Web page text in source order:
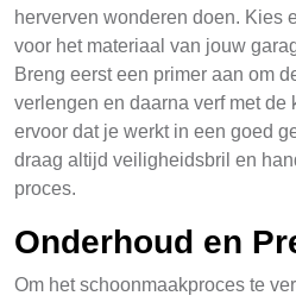
herverven wonderen doen. Kies
voor het materiaal van jouw
Breng eerst een primer aan om
verlengen en daarna verf met de
ervoor dat je werkt in een goed
draag altijd veiligheidsbril en
proces.
Onderhoud en
Om het schoonmaakproces te